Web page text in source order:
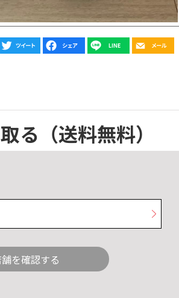
る （送料無料）
を確認する